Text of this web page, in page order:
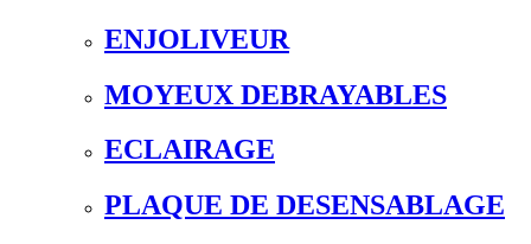
ENJOLIVEUR
MOYEUX DEBRAYABLES
ECLAIRAGE
PLAQUE DE DESENSABLAGE